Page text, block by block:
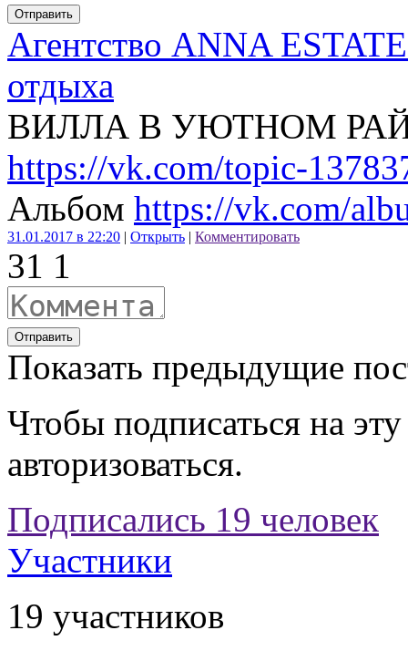
Отправить
Агентство ANNA
отдыха
ВИЛЛА В УЮТНОМ
https://vk.com/topic-
Альбом https://vk.com/
31.01.2017 в 22:20 | Открыть | Комментировать
31 1
Отправить
Показать предыдущие
Чтобы подписаться на
авторизоваться.
Подписались 19 человек
Участники
19 участников